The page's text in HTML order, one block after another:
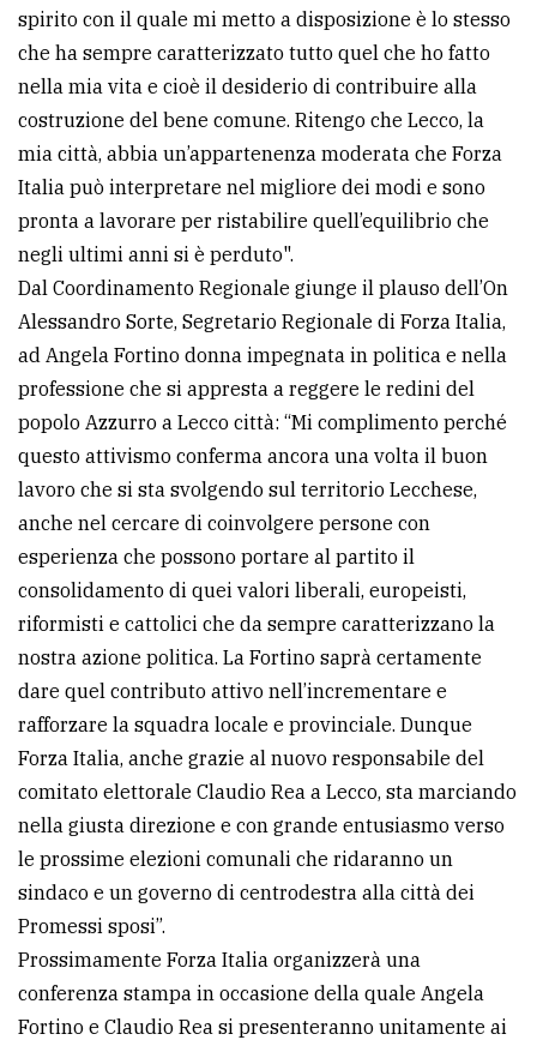
spirito con il quale mi metto a disposizione è lo stesso
che ha sempre caratterizzato tutto quel che ho fatto
nella mia vita e cioè il desiderio di contribuire alla
costruzione del bene comune. Ritengo che Lecco, la
mia città, abbia un’appartenenza moderata che Forza
Italia può interpretare nel migliore dei modi e sono
pronta a lavorare per ristabilire quell’equilibrio che
negli ultimi anni si è perduto".
Dal Coordinamento Regionale giunge il plauso dell’On
Alessandro Sorte, Segretario Regionale di Forza Italia,
ad Angela Fortino donna impegnata in politica e nella
professione che si appresta a reggere le redini del
popolo Azzurro a Lecco città: “Mi complimento perché
questo attivismo conferma ancora una volta il buon
lavoro che si sta svolgendo sul territorio Lecchese,
anche nel cercare di coinvolgere persone con
esperienza che possono portare al partito il
consolidamento di quei valori liberali, europeisti,
riformisti e cattolici che da sempre caratterizzano la
nostra azione politica. La Fortino saprà certamente
dare quel contributo attivo nell’incrementare e
rafforzare la squadra locale e provinciale. Dunque
Forza Italia, anche grazie al nuovo responsabile del
comitato elettorale Claudio Rea a Lecco, sta marciando
nella giusta direzione e con grande entusiasmo verso
le prossime elezioni comunali che ridaranno un
sindaco e un governo di centrodestra alla città dei
Promessi sposi”.
Prossimamente Forza Italia organizzerà una
conferenza stampa in occasione della quale Angela
Fortino e Claudio Rea si presenteranno unitamente ai